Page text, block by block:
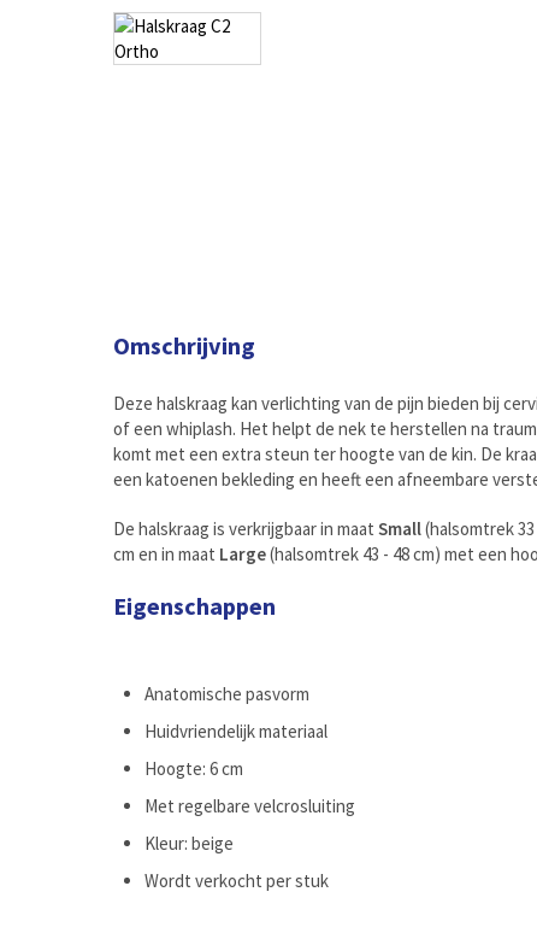
Omschrijving
Deze halskraag kan verlichting van de pijn bieden bij
of een whiplash. Het helpt de nek te herstellen na
komt met een extra steun ter hoogte van de kin. De
een katoenen bekleding en heeft een afneembare
De halskraag is verkrijgbaar in maatSmall(halsomtrek
cm en in maat Large(halsomtrek 43 - 48 cm) met een
Eigenschappen
Anatomische pasvorm
Huidvriendelijk materiaal
Hoogte: 6 cm
Met regelbare velcrosluiting
Kleur: beige
Wordt verkocht per stuk